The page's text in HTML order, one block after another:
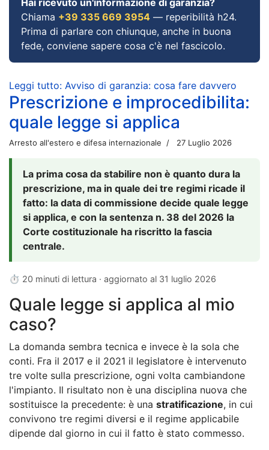
Chiama +39 335 669 3954 — reperibilità h24.
Prima di parlare con chiunque, anche in buona
fede, conviene sapere cosa c'è nel fascicolo.
Leggi tutto: Avviso di garanzia: cosa fare davvero
Prescrizione e improcedibilita:
quale legge si applica
Arresto all'estero e difesa internazionale 27 Luglio 2026
La prima cosa da stabilire non è quanto dura la
prescrizione, ma in quale dei tre regimi ricade il
fatto: la data di commissione decide quale legge
si applica, e con la sentenza n. 38 del 2026 la
Corte costituzionale ha riscritto la fascia
centrale.
⏱ 20 minuti di lettura · aggiornato al 31 luglio 2026
Quale legge si applica al mio
caso?
La domanda sembra tecnica e invece è la sola che
conti. Fra il 2017 e il 2021 il legislatore è intervenuto
tre volte sulla prescrizione, ogni volta cambiandone
l'impianto. Il risultato non è una disciplina nuova che
sostituisce la precedente: è una stratificazione, in cui
convivono tre regimi diversi e il regime applicabile
dipende dal giorno in cui il fatto è stato commesso.